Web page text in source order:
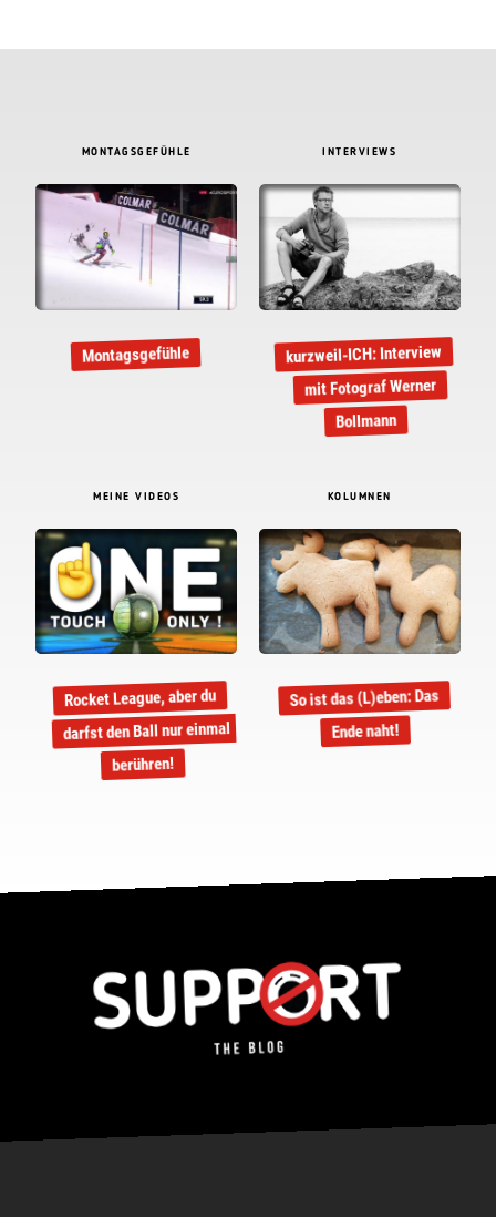
MONTAGSGEFÜHLE
Montagsgefühle
INTERVIEWS
kurzweil-ICH: Interview
mit Fotograf Werner
Bollmann
MEINE VIDEOS
Rocket League, aber du
darfst den Ball nur einmal
berühren!
KOLUMNEN
So ist das (L)eben: Das
Ende naht!